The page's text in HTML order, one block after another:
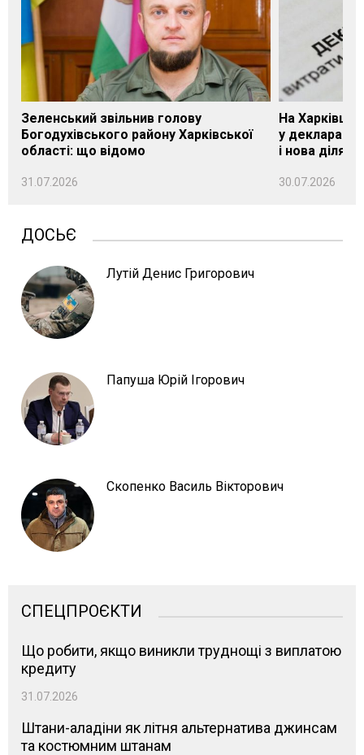
Зеленський звільнив голову
Богодухівського району Харківської
області: що відомо
31.07.2026
На
у декларації
і нова
30.07.2026
ДОСЬЄ
Лутій Денис Григорович
Папуша Юрій Ігорович
Скопенко Василь Вікторович
СПЕЦПРОЄКТИ
Що робити, якщо виникли труднощі з виплатою
кредиту
31.07.2026
Штани-аладіни як літня альтернатива джинсам
та костюмним штанам